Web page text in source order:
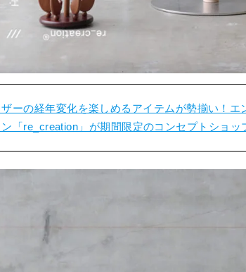
ザーの経年変化を楽しめるアイテムが勢揃い！エ
ン「re_creation」が期間限定のコンセプトショッ